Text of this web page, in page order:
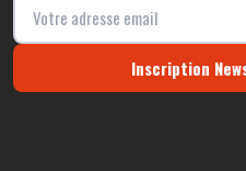
Inscription